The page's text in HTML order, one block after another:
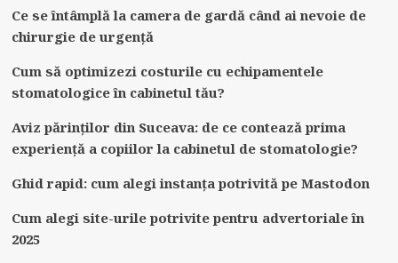
Ce se întâmplă la camera de gardă când ai nevoie de
chirurgie de urgență
Cum să optimizezi costurile cu echipamentele
stomatologice în cabinetul tău?
Aviz părinților din Suceava: de ce contează prima
experiență a copiilor la cabinetul de stomatologie?
Ghid rapid: cum alegi instanța potrivită pe Mastodon
Cum alegi site-urile potrivite pentru advertoriale în
2025